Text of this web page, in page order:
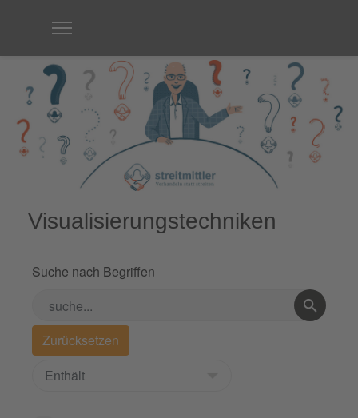
Visualisierungstechniken
Suche nach Begriffen